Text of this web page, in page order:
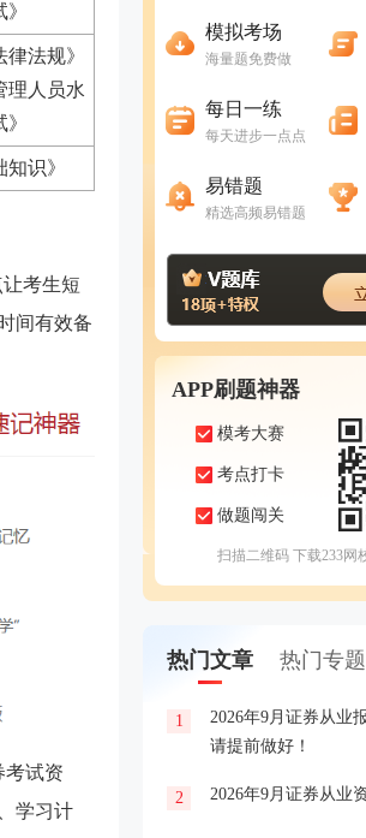
律法规》
理人员水
知识》
考生短
间有效备
考试资
学习计
模拟考场
海量题免费做
每日一练
每天进步一点点
易错题
精选高频易错题
APP刷题神器
模考大赛
考点打卡
做题闯关
扫描二维码 下载233网
热门文章 热门专题
1
2026年9月证券从业
请提前做好！
2 2026年9月证券从业